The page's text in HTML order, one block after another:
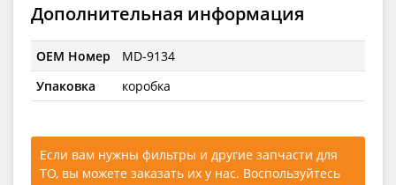
Дополнительная информация
OEM Номер
MD-9134
Упаковка
коробка
Если вам нужны фильтры и другие запчасти для
ТО, вы можете заказать их у нас. Воспользуйтесь